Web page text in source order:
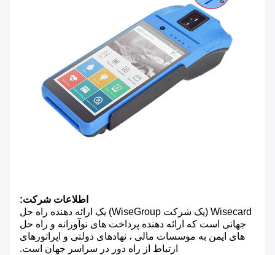
اطلاعات شرکت:
Wisecard (یک شرکت WiseGroup) یک ارائه دهنده راه حل
جهانی است که ارائه دهنده پرداخت های نوآورانه و راه حل
های ایمن به موسسات مالی ، نهادهای دولتی و اپراتورهای
ارتباط از راه دور در سراسر جهان است.